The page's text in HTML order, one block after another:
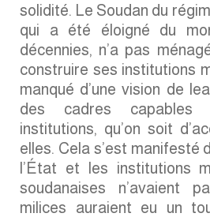
solidité. Le Soudan du
qui a été éloigné du
décennies, n’a pas
construire ses institutions
manqué d’une vision de
des cadres
institutions, qu’on soit
elles. Cela s’est manifesté
l’État et les institutions
soudanaises n’avaient
milices auraient eu un